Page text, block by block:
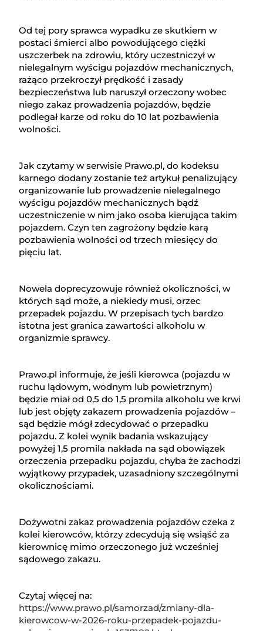
Od tej pory sprawca wypadku ze skutkiem w
postaci śmierci albo powodującego ciężki
uszczerbek na zdrowiu, który uczestniczył w
nielegalnym wyścigu pojazdów mechanicznych,
rażąco przekroczył prędkość i zasady
bezpieczeństwa lub naruszył orzeczony wobec
niego zakaz prowadzenia pojazdów, będzie
podlegał karze od roku do 10 lat pozbawienia
wolności.
Jak czytamy w serwisie Prawo.pl, do kodeksu
karnego dodany zostanie też artykuł penalizujący
organizowanie lub prowadzenie nielegalnego
wyścigu pojazdów mechanicznych bądź
uczestniczenie w nim jako osoba kierująca takim
pojazdem. Czyn ten zagrożony będzie karą
pozbawienia wolności od trzech miesięcy do
pięciu lat.
Nowela doprecyzowuje również okoliczności, w
których sąd może, a niekiedy musi, orzec
przepadek pojazdu. W przepisach tych bardzo
istotna jest granica zawartości alkoholu w
organizmie sprawcy.
Prawo.pl informuje, że jeśli kierowca (pojazdu w
ruchu lądowym, wodnym lub powietrznym)
będzie miał od 0,5 do 1,5 promila alkoholu we krwi
lub jest objęty zakazem prowadzenia pojazdów –
sąd będzie mógł zdecydować o przepadku
pojazdu. Z kolei wynik badania wskazujący
powyżej 1,5 promila nakłada na sąd obowiązek
orzeczenia przepadku pojazdu, chyba że zachodzi
wyjątkowy przypadek, uzasadniony szczególnymi
okolicznościami.
Dożywotni zakaz prowadzenia pojazdów czeka z
kolei kierowców, którzy zdecydują się wsiąść za
kierownicę mimo orzeczonego już wcześniej
sądowego zakazu.
Czytaj więcej na:
https://www.prawo.pl/samorzad/zmiany-dla-
kierowcow-w-2026-roku-przepadek-pojazdu-